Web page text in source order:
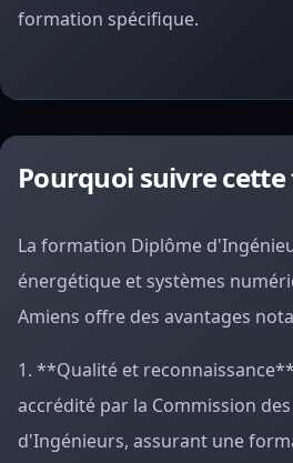
formation spécifique.
Pourquoi suivre
La formation Diplôme
énergétique et systèmes
Amiens offre des avantages
1. **Qualité et
accrédité par la Commission
d'Ingénieurs, assurant une